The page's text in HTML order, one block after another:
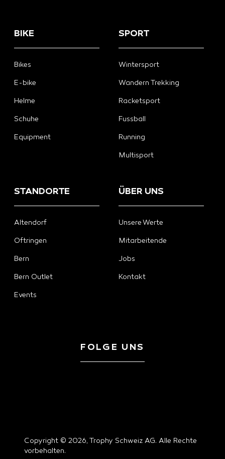
BIKE
Bikes
E-bike
Helme
Schuhe
Equipment
SPORT
Wintersport
Wandern Trekking
Racketsport
Fussball
Running
Multisport
STANDORTE
Altendorf
Oftringen
Bern
Bern Outlet
Events
ÜBER UNS
Unsere Werte
Mitarbeitende
Jobs
Kontakt
FOLGE UNS
Copyright © 2026, Trophy Schweiz AG. Alle Rechte
vorbehalten.